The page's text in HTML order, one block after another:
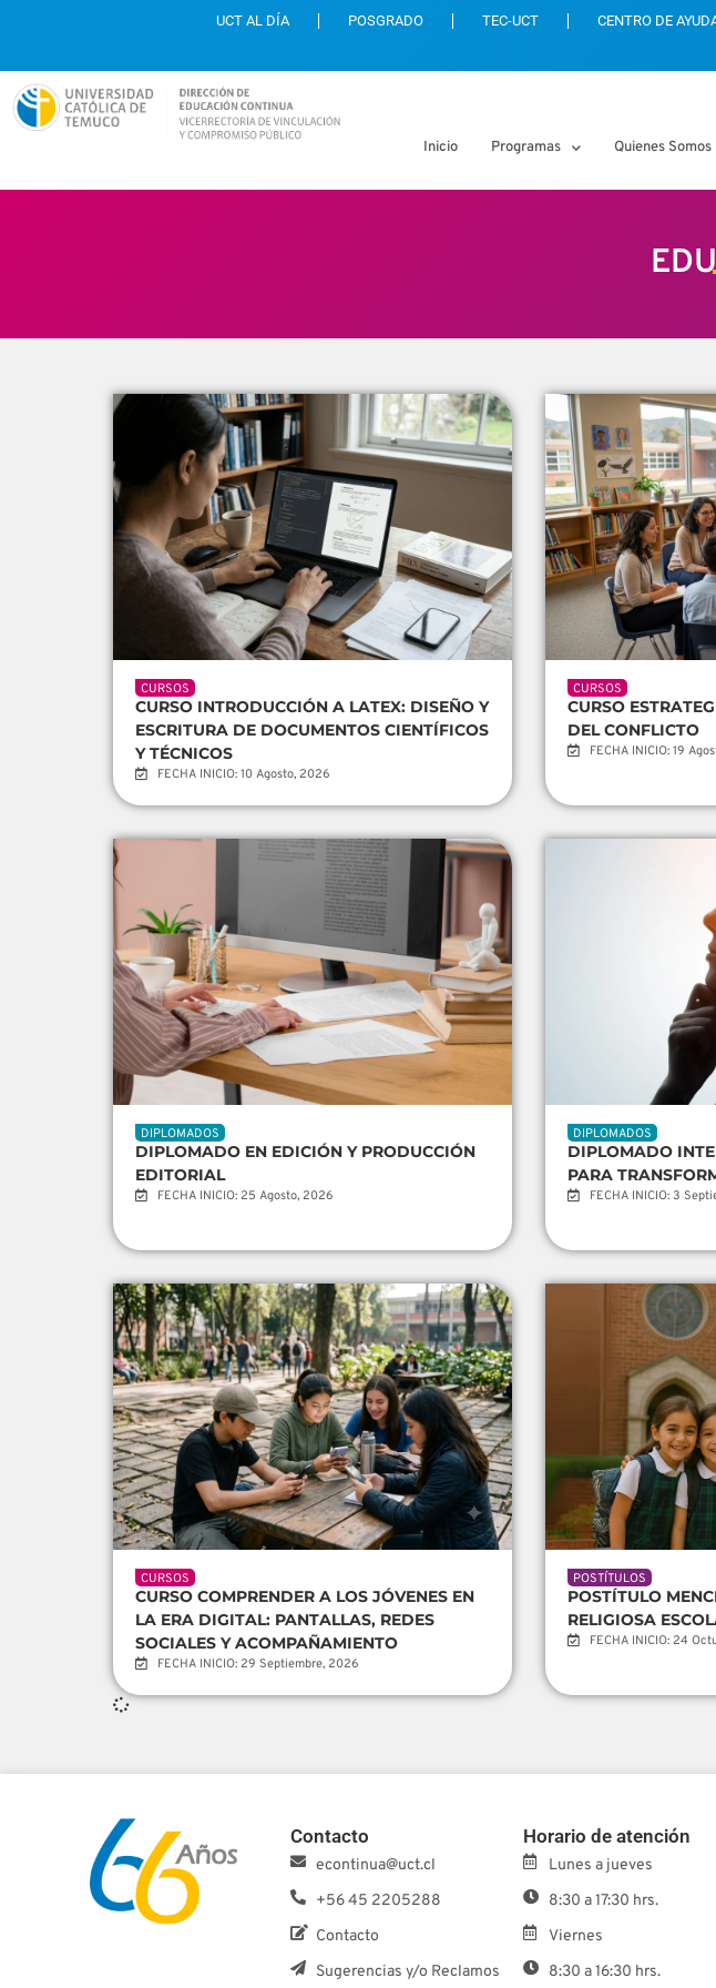
UCT AL DÍA POSGRADO TEC-UCT CENTRO DE
Inicio Programas Quienes Somos
CURSOS
CURSO INTRODUCCIÓN A LATEX: DISEÑO Y
ESCRITURA DE DOCUMENTOS CIENTÍFICOS
Y TÉCNICOS
FECHA INICIO: 10 Agosto, 2026
CURSOS
CURSO
DEL CONFLICTO
FECHA INICIO: 19
DIPLOMADOS
DIPLOMADO EN EDICIÓN Y PRODUCCIÓN
EDITORIAL
FECHA INICIO: 25 Agosto, 2026
DIPLOMADOS
DIPLOMADO
PARA
FECHA INICIO: 3
CURSOS
CURSO COMPRENDER A LOS JÓVENES EN
LA ERA DIGITAL: PANTALLAS, REDES
SOCIALES Y ACOMPAÑAMIENTO
FECHA INICIO: 29 Septiembre, 2026
POSTÍTULOS
POSTÍTULO
RELIGIOSA
FECHA INICIO: 24
Contacto
econtinua@uct.cl
+56 45 2205288
Contacto
Sugerencias y/o Reclamos
Horario de atención
Lunes a jueves
8:30 a 17:30 hrs.
Viernes
8:30 a 16:30 hrs.